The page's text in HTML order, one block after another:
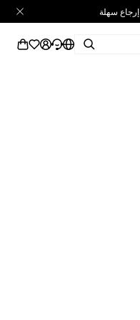
إرجاع سهلة